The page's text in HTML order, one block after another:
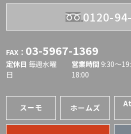
ができました。
イスなどをお願いします
過去にいくつかの不動
ましたが、営業の熱意
の意図が十分に汲み取
もあり、負担に感じる
Q6、これから住宅探し
にはまったこと
・南東角地
・No.1棟におけるイザ
Q5、担当スタッフの対
か？
な夫婦に付き合ってく
ありがとうございまし
0120-
FAX： 03-5967-1369
定休日 毎週水曜
日
営業時間 9:30〜
18:00